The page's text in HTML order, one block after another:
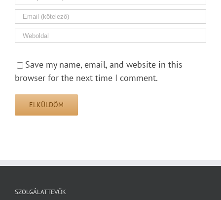
Save my name, email, and website in this
browser for the next time I comment.
SZOLGÁLATTEVŐK